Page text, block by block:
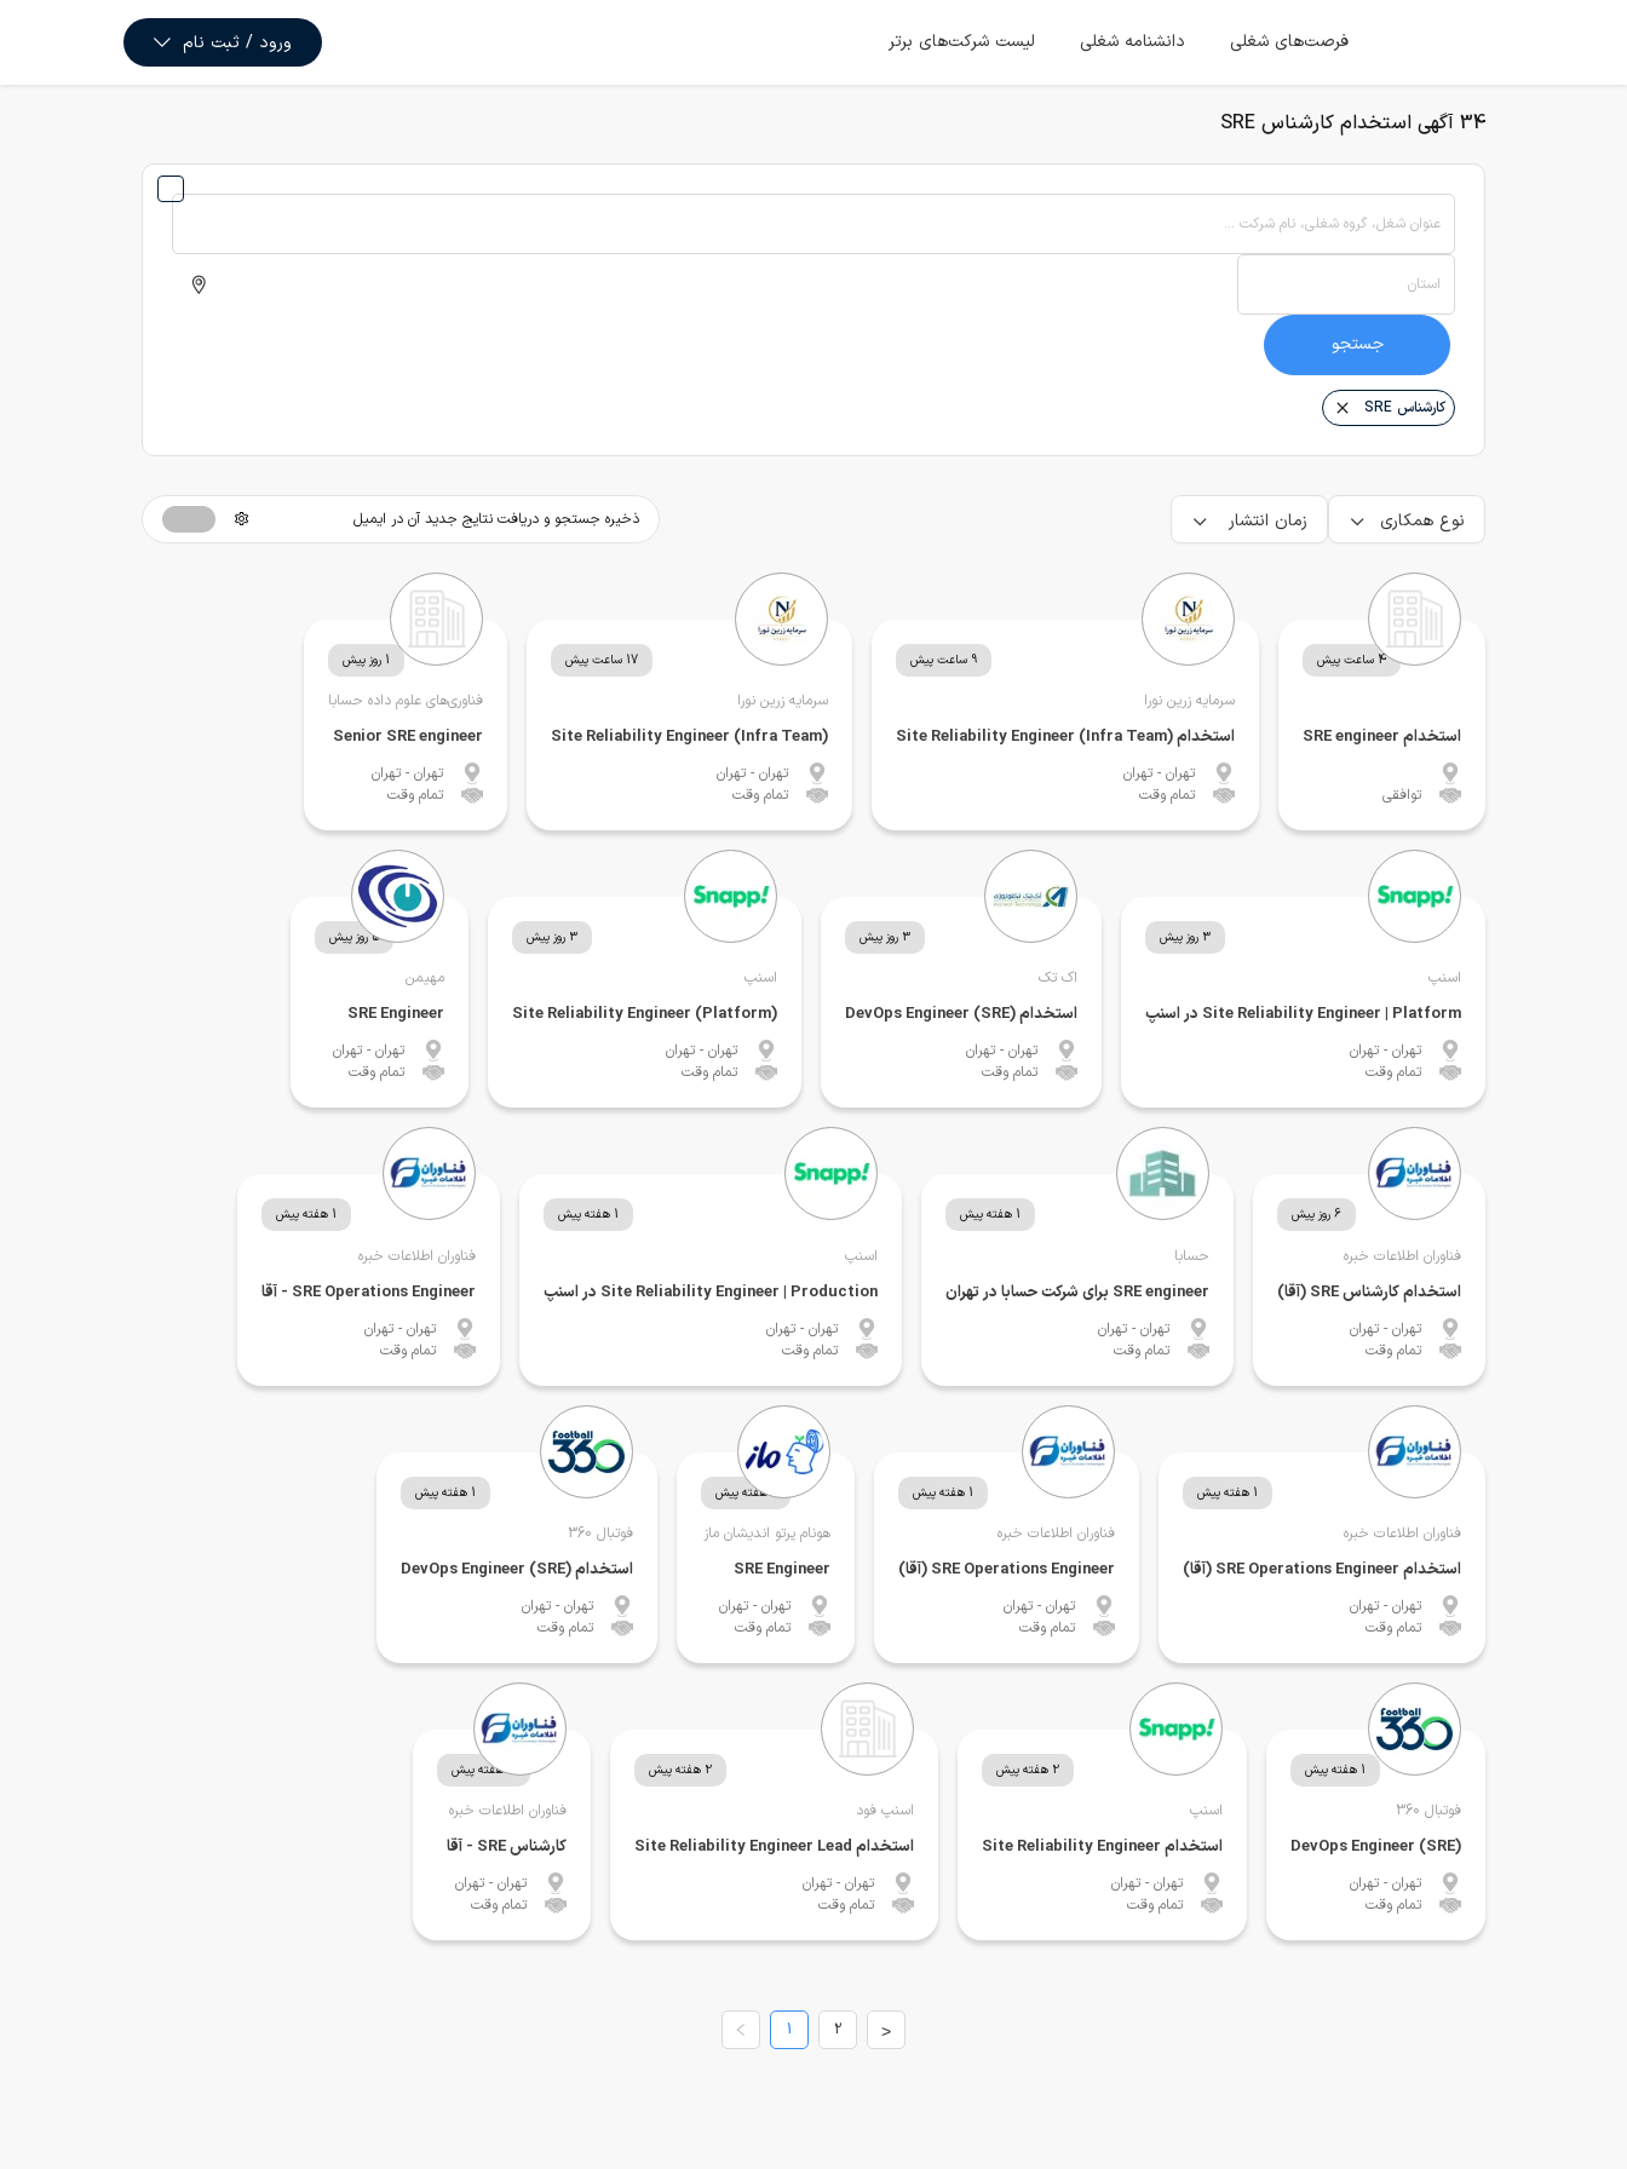
فرصت‌های شغلی دانشنامه شغلی لیست شرکت‌های برتر ورود / ثبت نام
34 آگهی استخدام کارشناس SRE
عنوان شغل، گروه شغلی، نام شرکت ...
استان
جستجو
کارشناس SRE
نوع همکاری زمان انتشار ذخیره جستجو و دریافت نتایج جدید آن در ایمیل
4 ساعت پیش
استخدام SRE engineer
توافقی
9 ساعت پیش
سرمایه زرین نورا
استخدام (Site Reliability Engineer (Infra Team
تهران - تهران
تمام وقت
17 ساعت پیش
سرمایه زرین نورا
(Site Reliability Engineer (Infra Team
تهران - تهران
تمام وقت
1 روز پیش
فناوری‌های علوم داده حسابا
Senior SRE engineer
تهران - تهران
تمام وقت
3 روز پیش
اسنپ
Site Reliability Engineer | Platform در اسنپ
تهران - تهران
تمام وقت
3 روز پیش
اک تک
استخدام (DevOps Engineer (SRE
تهران - تهران
تمام وقت
3 روز پیش
اسنپ
(Site Reliability Engineer (Platform
تهران - تهران
تمام وقت
5 روز پیش
مهیمن
SRE Engineer
تهران - تهران
تمام وقت
6 روز پیش
فناوران اطلاعات خبره
استخدام کارشناس SRE (آقا)
تهران - تهران
تمام وقت
1 هفته پیش
حسابا
SRE engineer برای شرکت حسابا در تهران
تهران - تهران
تمام وقت
1 هفته پیش
اسنپ
Site Reliability Engineer | Production در اسنپ
تهران - تهران
تمام وقت
1 هفته پیش
فناوران اطلاعات خبره
SRE Operations Engineer - آقا
تهران - تهران
تمام وقت
1 هفته پیش
فناوران اطلاعات خبره
استخدام SRE Operations Engineer (آقا)
تهران - تهران
تمام وقت
1 هفته پیش
فناوران اطلاعات خبره
SRE Operations Engineer (آقا)
تهران - تهران
تمام وقت
1 هفته پیش
هونام پرتو اندیشان ماز
SRE Engineer
تهران - تهران
تمام وقت
1 هفته پیش
فوتبال 360
استخدام (DevOps Engineer (SRE
تهران - تهران
تمام وقت
1 هفته پیش
فوتبال 360
(DevOps Engineer (SRE
تهران - تهران
تمام وقت
2 هفته پیش
اسنپ
استخدام Site Reliability Engineer
تهران - تهران
تمام وقت
2 هفته پیش
اسنپ فود
استخدام Site Reliability Engineer Lead
تهران - تهران
تمام وقت
3 هفته پیش
فناوران اطلاعات خبره
کارشناس SRE - آقا
تهران - تهران
تمام وقت
1 2 >